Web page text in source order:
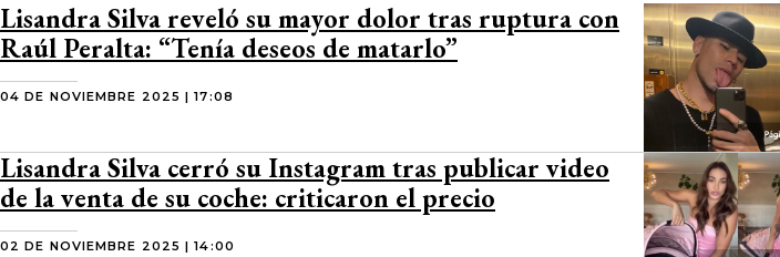
SOCIEDAD
TEMUCO
VALDIVIA
PUERTO MONTT
POLÍTICA DE PRIVACIDAD
Lisandra Silva reveló su mayor dolor tras ruptura con
Raúl Peralta: “Tenía deseos de matarlo”
04 DE NOVIEMBRE 2025 | 17:08
Lisandra Silva cerró su Instagram tras publicar video
de la venta de su coche: criticaron el precio
02 DE NOVIEMBRE 2025 | 14:00